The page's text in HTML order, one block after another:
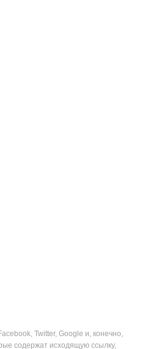
Twitter, Google и, конечно,
содержат исходящую ссылку,